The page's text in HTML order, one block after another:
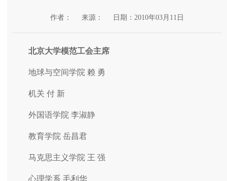
作者： 来源： 日期：2010年03月11日
北京大学模范工会主席
地球与空间学院 赖 勇
机关 付 新
外国语学院 李淑静
教育学院 岳昌君
马克思主义学院 王 强
心理学系 毛利华